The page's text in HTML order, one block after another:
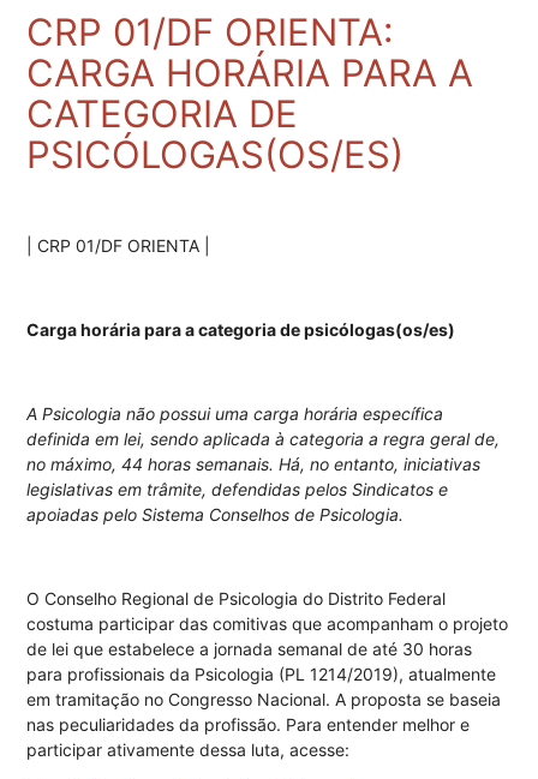
CRP 01/DF ORIENTA:
CARGA HORÁRIA PARA A
CATEGORIA DE
PSICÓLOGAS(OS/ES)
| CRP 01/DF ORIENTA |
Carga horária para a categoria de psicólogas(os/es)
A Psicologia não possui uma carga horária específica
definida em lei, sendo aplicada à categoria a regra geral de,
no máximo, 44 horas semanais. Há, no entanto, iniciativas
legislativas em trâmite, defendidas pelos Sindicatos e
apoiadas pelo Sistema Conselhos de Psicologia.
O Conselho Regional de Psicologia do Distrito Federal
costuma participar das comitivas que acompanham o projeto
de lei que estabelece a jornada semanal de até 30 horas
para profissionais da Psicologia (PL 1214/2019), atualmente
em tramitação no Congresso Nacional. A proposta se baseia
nas peculiaridades da profissão. Para entender melhor e
participar ativamente dessa luta, acesse: